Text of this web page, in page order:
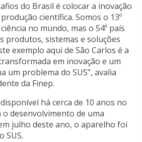
do Brasil é colocar a inovação
científica. Somos o 13º
no mundo, mas o 54º país
produtos, sistemas e soluções
exemplo aqui de São Carlos é a
em inovação e um
um problema do SUS”, avalia
da Finep.
há cerca de 10 anos no
desenvolvimento de uma
julho deste ano, o aparelho foi
SUS.